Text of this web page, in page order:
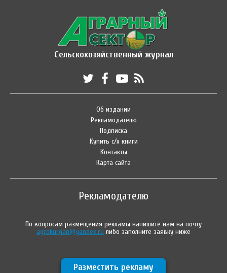
Сельскохозяйственный журнал
Об издании
Рекламодателю
Подписка
Купить с/х книги
Контакты
Карта сайта
Рекламодателю
По вопросам размещения рекламы напишите нам на почту
agrokurgan@yandex.ru либо заполните заявку ниже
Разместить рекламу